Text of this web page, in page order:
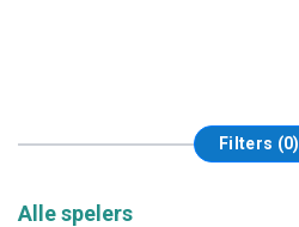
Filters (0)
Alle spelers